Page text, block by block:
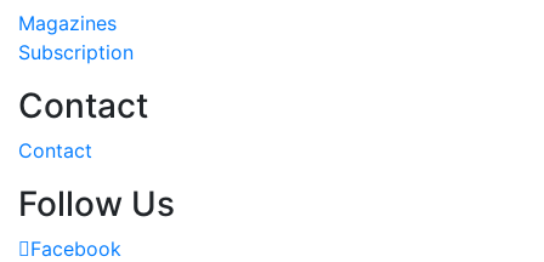
Magazines
Subscription
Contact
Contact
Follow Us
Facebook